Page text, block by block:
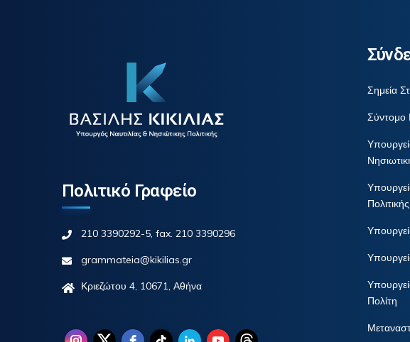
Πολιτικό Γραφείο
210 3390292-5, fax. 210 3390296
grammateia@kikilias.gr
Κριεζώτου 4, 10671, Αθήνα
Σημεία
Σύντομο
Πολίτη